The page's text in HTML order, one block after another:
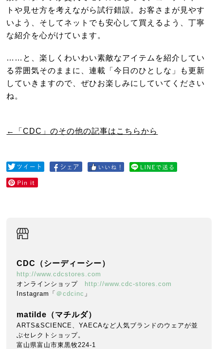
トや見せ方を考えながら試行錯誤。お客さまが見やす
いよう、そしてネットでも安心して買えるよう、丁寧
な紹介を心がけています。
……と、楽しくわいわい素敵なアイテムを紹介してい
る雰囲気そのままに、連載「今日のひとしな」も更新
していきますので、ぜひお楽しみにしていてください
ね。
←「CDC」のその他の記事はこちらから
CDC（シーディーシー）
http://www.cdcstores.com
オンラインショップ
http://www.cdc-stores.com
Instagram「 ＠cdcinc 」
matilde（マチルダ）
ARTS&SCIENCE、YAECAなど人気ブランドのウェアが並
ぶセレクトショップ。
富山県富山市東黒牧224-1